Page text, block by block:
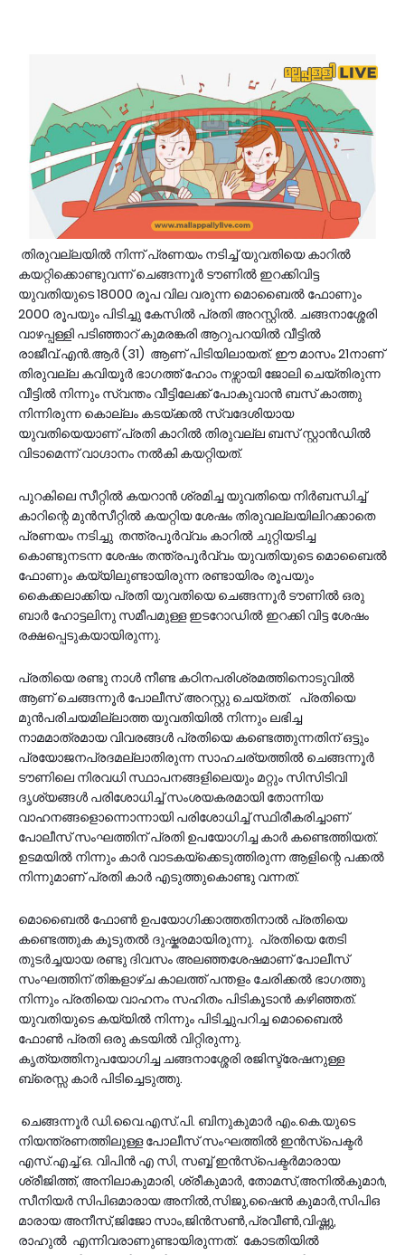
തിരുവല്ലയിൽ നിന്ന് പ്രണയം നടിച്ച് യുവതിയെ കാറില്‍
കയറ്റിക്കൊണ്ടുവന്ന് ചെങ്ങന്നൂര്‍ ടൗണില്‍ ഇറക്കിവിട്ട
യുവതിയുടെ 18000 രൂപ വില വരുന്ന മൊബൈല്‍ ഫോണും
2000 രൂപയും പിടിച്ചു കേസിൽ പ്രതി അറസ്റ്റിൽ. ചങ്ങനാശ്ശേരി
വാഴപ്പള്ളി പടിഞ്ഞാറ് കുമരങ്കരി ആറുപറയില്‍ വീട്ടില്‍
രാജീവ്.എന്‍.ആര്‍ (31) ആണ് പിടിയിലായത്. ഈ മാസം 21നാണ്
തിരുവല്ല കവിയൂര്‍ ഭാഗത്ത് ഹോം നഴ്സായി ജോലി ചെയ്തിരുന്ന
വീട്ടില്‍ നിന്നും സ്വന്തം വീട്ടിലേക്ക് പോകുവാന്‍ ബസ് കാത്തു
നിന്നിരുന്ന കൊല്ലം കടയ്ക്കല്‍ സ്വദേശിയായ
യുവതിയെയാണ് പ്രതി കാറില്‍ തിരുവല്ല ബസ് സ്റ്റാന്‍ഡില്‍
വിടാമെന്ന് വാഗ്ദാനം നല്‍കി കയറ്റിയത്.
പുറകിലെ സീറ്റില്‍ കയറാന്‍ ശ്രമിച്ച യുവതിയെ നിര്‍ബന്ധിച്ച്
കാറിന്റെ മുന്‍സീറ്റില്‍ കയറ്റിയ ശേഷം തിരുവല്ലയിലിറക്കാതെ
പ്രണയം നടിച്ചു തന്ത്രപൂര്‍വ്വം കാറില്‍ ചുറ്റിയടിച്ച
കൊണ്ടുനടന്ന ശേഷം തന്ത്രപൂര്‍വ്വം യുവതിയുടെ മൊബൈല്‍
ഫോണും കയ്യിലുണ്ടായിരുന്ന രണ്ടായിരം രൂപയും
കൈക്കലാക്കിയ പ്രതി യുവതിയെ ചെങ്ങന്നൂര്‍ ടൗണില്‍ ഒരു
ബാര്‍ ഹോട്ടലിനു സമീപമുള്ള ഇടറോഡില്‍ ഇറക്കി വിട്ട ശേഷം
രക്ഷപ്പെടുകയായിരുന്നു.
പ്രതിയെ രണ്ടു നാള്‍ നീണ്ട കഠിനപരിശ്രമത്തിനൊടുവില്‍
ആണ് ചെങ്ങന്നൂര്‍ പോലീസ് അറസ്റ്റു ചെയ്തത്. പ്രതിയെ
മുന്‍പരിചയമില്ലാത്ത യുവതിയില്‍ നിന്നും ലഭിച്ച
നാമമാത്രമായ വിവരങ്ങള്‍ പ്രതിയെ കണ്ടെത്തുന്നതിന് ഒട്ടും
പ്രയോജനപ്രദമല്ലാതിരുന്ന സാഹചര്യത്തില്‍ ചെങ്ങന്നൂര്‍
ടൗണിലെ നിരവധി സ്ഥാപനങ്ങളിലെയും മറ്റും സിസിടിവി
ദൃശ്യങ്ങള്‍ പരിശോധിച്ച് സംശയകരമായി തോന്നിയ
വാഹനങ്ങളൊന്നൊന്നായി പരിശോധിച്ച് സ്ഥിരീകരിച്ചാണ്
പോലീസ് സംഘത്തിന് പ്രതി ഉപയോഗിച്ച കാർ കണ്ടെത്തിയത്.
ഉടമയില്‍ നിന്നും കാര്‍ വാടകയ്ക്കെടുത്തിരുന്ന ആളിന്റെ പക്കല്‍
നിന്നുമാണ് പ്രതി കാര്‍ എടുത്തുകൊണ്ടു വന്നത്.
മൊബൈല്‍ ഫോൺ ഉപയോഗിക്കാത്തതിനാല്‍ പ്രതിയെ
കണ്ടെത്തുക കൂടുതല്‍ ദുഷ്കരമായിരുന്നു. പ്രതിയെ തേടി
തുടര്‍ച്ചയായ രണ്ടു ദിവസം അലഞ്ഞശേഷമാണ് പോലീസ്
സംഘത്തിന് തിങ്കളാഴ്ച കാലത്ത് പന്തളം ചേരിക്കല്‍ ഭാഗത്തു
നിന്നും പ്രതിയെ വാഹനം സഹിതം പിടികൂടാന്‍ കഴിഞ്ഞത്.
യുവതിയുടെ കയ്യില്‍ നിന്നും പിടിച്ചുപറിച്ച മൊബൈല്‍
ഫോൺ പ്രതി ഒരു കടയില്‍ വിറ്റിരുന്നു.
കൃത്യത്തിനുപയോഗിച്ച ചങ്ങനാശ്ശേരി രജിസ്ട്രേഷനുള്ള
ബ്രെസ്സ കാര്‍ പിടിച്ചെടുത്തു.
ചെങ്ങന്നൂര്‍ ഡി.വൈ.എസ്.പി. ബിനുകുമാര്‍ എം.കെ.യുടെ
നിയന്ത്രണത്തിലുള്ള പോലീസ് സംഘത്തില്‍ ഇന്‍സ്പെക്ടര്‍
എസ്.എച്ച്.ഒ. വിപിന്‍ എ സി, സബ്ബ് ഇന്‍സ്പെക്ടര്‍മാരായ
ശ്രീജിത്ത്, അനിലാകുമാരി, ശ്രീകുമാര്‍, തോമസ്,അനിൽകുമാ൪,
സീനിയര്‍ സിപിഒമാരായ അനിൽ,സിജു,ഷൈന്‍ കുമാര്‍,സിപിഒ
മാരായ അനീസ്,ജിജോ സാം,ജിന്‍സണ്‍,പ്രവീണ്‍,വിഷ്ണു,
രാഹുല്‍ എന്നിവരാണുണ്ടായിരുന്നത്. കോടതിയില്‍